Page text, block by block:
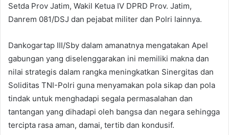
Setda Prov Jatim, Wakil Ketua IV DPRD Prov. Jatim,
Danrem 081/DSJ dan pejabat militer dan Polri lainnya.
Dankogartap III/Sby dalam amanatnya mengatakan Apel
gabungan yang diselenggarakan ini memiliki makna dan
nilai strategis dalam rangka meningkatkan Sinergitas dan
Soliditas TNI-Polri guna menyamakan pola sikap dan pola
tindak untuk menghadapi segala permasalahan dan
tantangan yang dihadapi oleh bangsa dan negara sehingga
tercipta rasa aman, damai, tertib dan kondusif.